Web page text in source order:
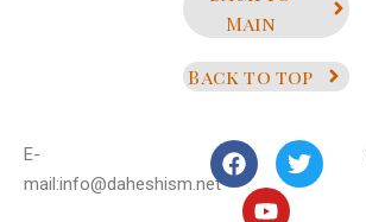
Main
Back to top
E-
mail:info@daheshism.net